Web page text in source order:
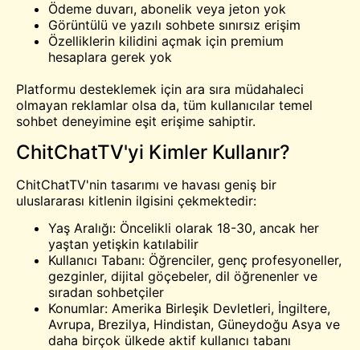
Ödeme duvarı, abonelik veya jeton yok
Görüntülü ve yazılı sohbete sınırsız erişim
Özelliklerin kilidini açmak için premium
hesaplara gerek yok
Platformu desteklemek için ara sıra müdahaleci
olmayan reklamlar olsa da, tüm kullanıcılar temel
sohbet deneyimine eşit erişime sahiptir.
ChitChatTV'yi Kimler Kullanır?
ChitChatTV'nin tasarımı ve havası geniş bir
uluslararası kitlenin ilgisini çekmektedir:
Yaş Aralığı: Öncelikli olarak 18-30, ancak her
yaştan yetişkin katılabilir
Kullanıcı Tabanı: Öğrenciler, genç profesyoneller,
gezginler, dijital göçebeler, dil öğrenenler ve
sıradan sohbetçiler
Konumlar: Amerika Birleşik Devletleri, İngiltere,
Avrupa, Brezilya, Hindistan, Güneydoğu Asya ve
daha birçok ülkede aktif kullanıcı tabanı